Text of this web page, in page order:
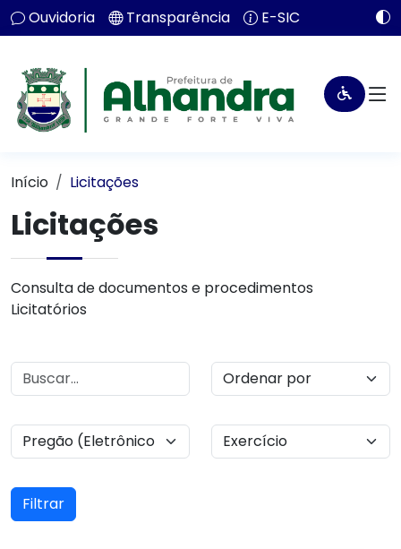
Ouvidoria Transparência E-SIC
Início Licitações
Licitações
Consulta de documentos e procedimentos
Licitatórios
Filtrar